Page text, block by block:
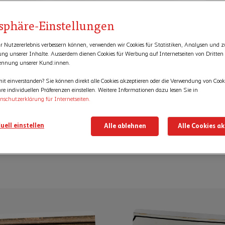
der Generalagentur
den Versicherten gehört seit der Gründung 1826 zur DNA der
wenn ein Schaden passiert, sind kurze Wege wichtig. Auch
Einstellungen
verbessern können, verwenden wir Cookies für Statistiken, Analysen und
unserer Inhalte. Ausserdem dienen Cookies für Werbung auf Internetseiten von
unserer Kund:innen.
einverstanden? Sie können direkt alle Cookies akzeptieren oder die Verwendung von
individuellen Präferenzen einstellen. Weitere Informationen dazu lesen Sie in
für Internetseiten.
einstellen Alle ablehnen Alle Cookies